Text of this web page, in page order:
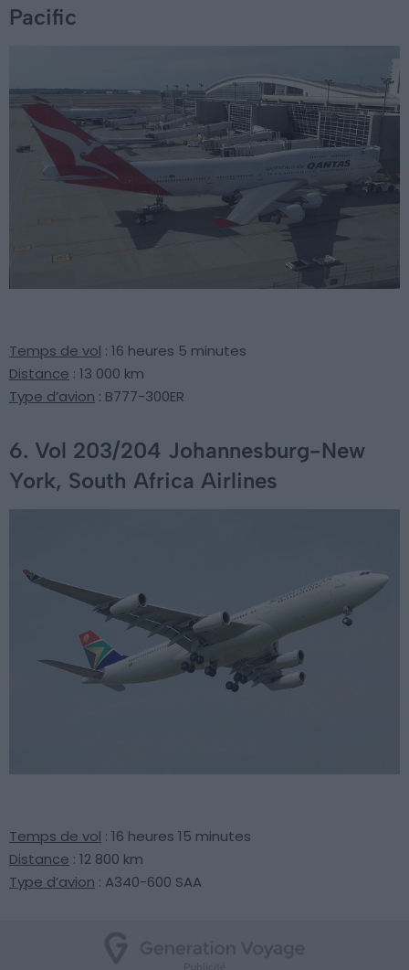
Pacific
Temps de vol : 16 heures 5 minutes
Distance : 13 000 km
Type d’avion : B777-300ER
6. Vol 203/204 Johannesburg-New
York, South Africa Airlines
Temps de vol : 16 heures 15 minutes
Distance : 12 800 km
Type d’avion : A340-600 SAA